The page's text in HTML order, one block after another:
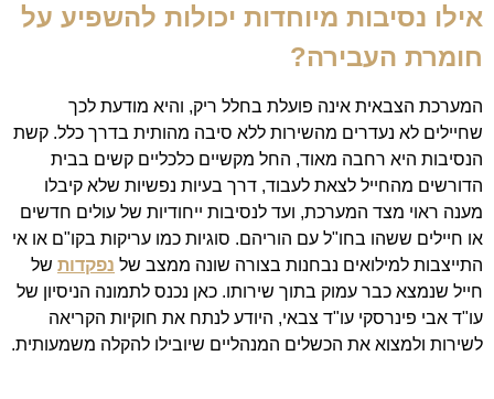
אילו נסיבות מיוחדות יכולות להשפיע על
חומרת העבירה?
המערכת הצבאית אינה פועלת בחלל ריק, והיא מודעת לכך
שחיילים לא נעדרים מהשירות ללא סיבה מהותית בדרך כלל. קשת
הנסיבות היא רחבה מאוד, החל מקשיים כלכליים קשים בבית
הדורשים מהחייל לצאת לעבוד, דרך בעיות נפשיות שלא קיבלו
מענה ראוי מצד המערכת, ועד לנסיבות ייחודיות של עולים חדשים
או חיילים ששהו בחו"ל עם הוריהם. סוגיות כמו עריקות בקו"ם או אי
התייצבות למילואים נבחנות בצורה שונה ממצב של נפקדות של
חייל שנמצא כבר עמוק בתוך שירותו. כאן נכנס לתמונה הניסיון של
עו"ד אבי פינרסקי עו"ד צבאי, היודע לנתח את חוקיות הקריאה
לשירות ולמצוא את הכשלים המנהליים שיובילו להקלה משמעותית.